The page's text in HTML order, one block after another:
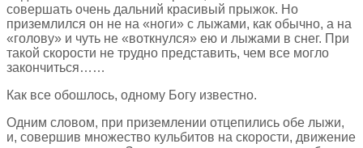
совершать очень дальний красивый прыжок. Но
приземлился он не на «ноги» с лыжами, как обычно, а на
«голову» и чуть не «воткнулся» ею и лыжами в снег. При
такой скорости не трудно представить, чем все могло
закончиться……
Как все обошлось, одному Богу известно.
Одним словом, при приземлении отцепились обе лыжи,
и, совершив множество кульбитов на скорости, движение